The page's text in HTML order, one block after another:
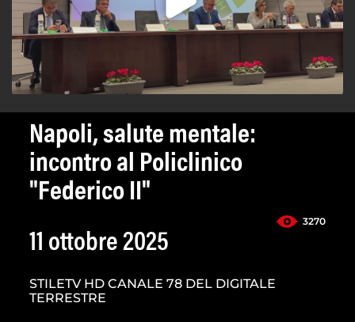
Napoli, salute mentale:
incontro al Policlinico
"Federico II"
3270
11 ottobre 2025
STILETV HD CANALE 78 DEL DIGITALE
TERRESTRE